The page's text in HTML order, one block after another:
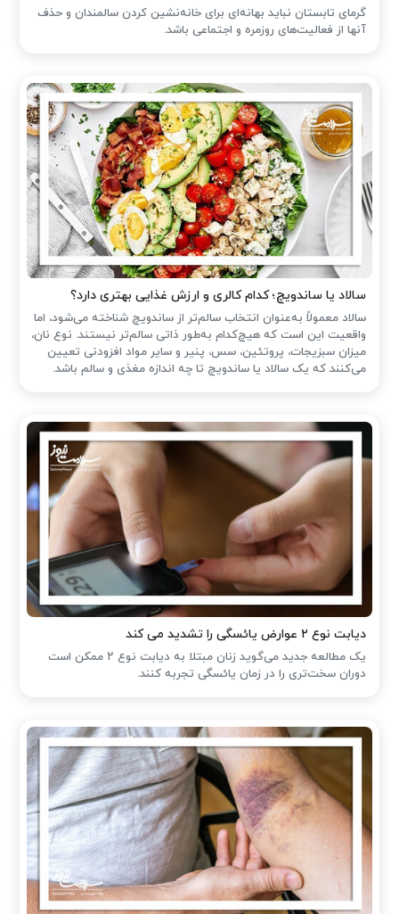
گرمای تابستان نباید بهانه‌ای برای خانه‌نشین کردن سالمندان و حذف
آنها از فعالیت‌های روزمره و اجتماعی باشد.
سالاد یا ساندویچ؛ کدام کالری و ارزش غذایی بهتری دارد؟
سالاد معمولاً به‌عنوان انتخاب سالم‌تر از ساندویچ شناخته می‌شود، اما
واقعیت این است که هیچ‌کدام به‌طور ذاتی سالم‌تر نیستند. نوع نان،
میزان سبزیجات، پروتئین، سس، پنیر و سایر مواد افزودنی تعیین
می‌کنند که یک سالاد یا ساندویچ تا چه اندازه مغذی و سالم باشد.
دیابت نوع ۲ عوارض یائسگی را تشدید می کند
یک مطالعه جدید می‌گوید زنان مبتلا به دیابت نوع ۲ ممکن است
دوران سخت‌تری را در زمان یائسگی تجربه کنند.